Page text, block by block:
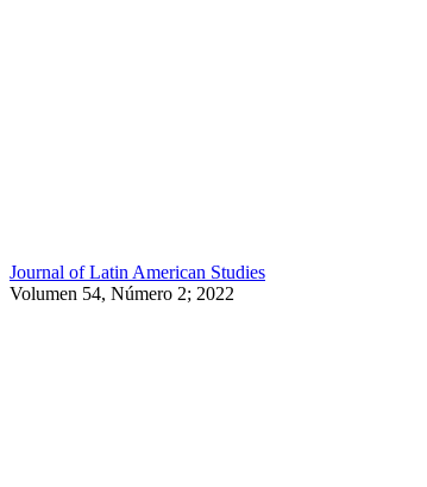
Journal of Latin American Studies
Volumen 54, Número 2; 2022